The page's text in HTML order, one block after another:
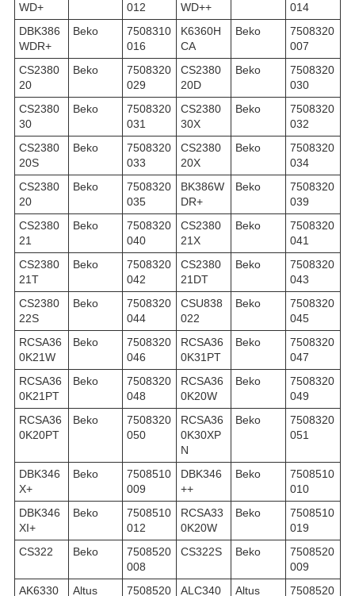
WD+
012
WD++
014
DBK386
WDR+
Beko
7508310
016
K6360H
CA
Beko
7508320
007
CS2380
20
Beko
7508320
029
CS2380
20D
Beko
7508320
030
CS2380
30
Beko
7508320
031
CS2380
30X
Beko
7508320
032
CS2380
20S
Beko
7508320
033
CS2380
20X
Beko
7508320
034
CS2380
20
Beko
7508320
035
BK386W
DR+
Beko
7508320
039
CS2380
21
Beko
7508320
040
CS2380
21X
Beko
7508320
041
CS2380
21T
Beko
7508320
042
CS2380
21DT
Beko
7508320
043
CS2380
22S
Beko
7508320
044
CSU838
022
Beko
7508320
045
RCSA36
0K21W
Beko
7508320
046
RCSA36
0K31PT
Beko
7508320
047
RCSA36
0K21PT
Beko
7508320
048
RCSA36
0K20W
Beko
7508320
049
RCSA36
0K20PT
Beko
7508320
050
RCSA36
0K30XP
N
Beko
7508320
051
DBK346
X+
Beko
7508510
009
DBK346
++
Beko
7508510
010
DBK346
XI+
Beko
7508510
012
RCSA33
0K20W
Beko
7508510
019
CS322
Beko
7508520
008
CS322S Beko
7508520
009
AK6330
Altus 7508520 ALC340 Altus 7508520